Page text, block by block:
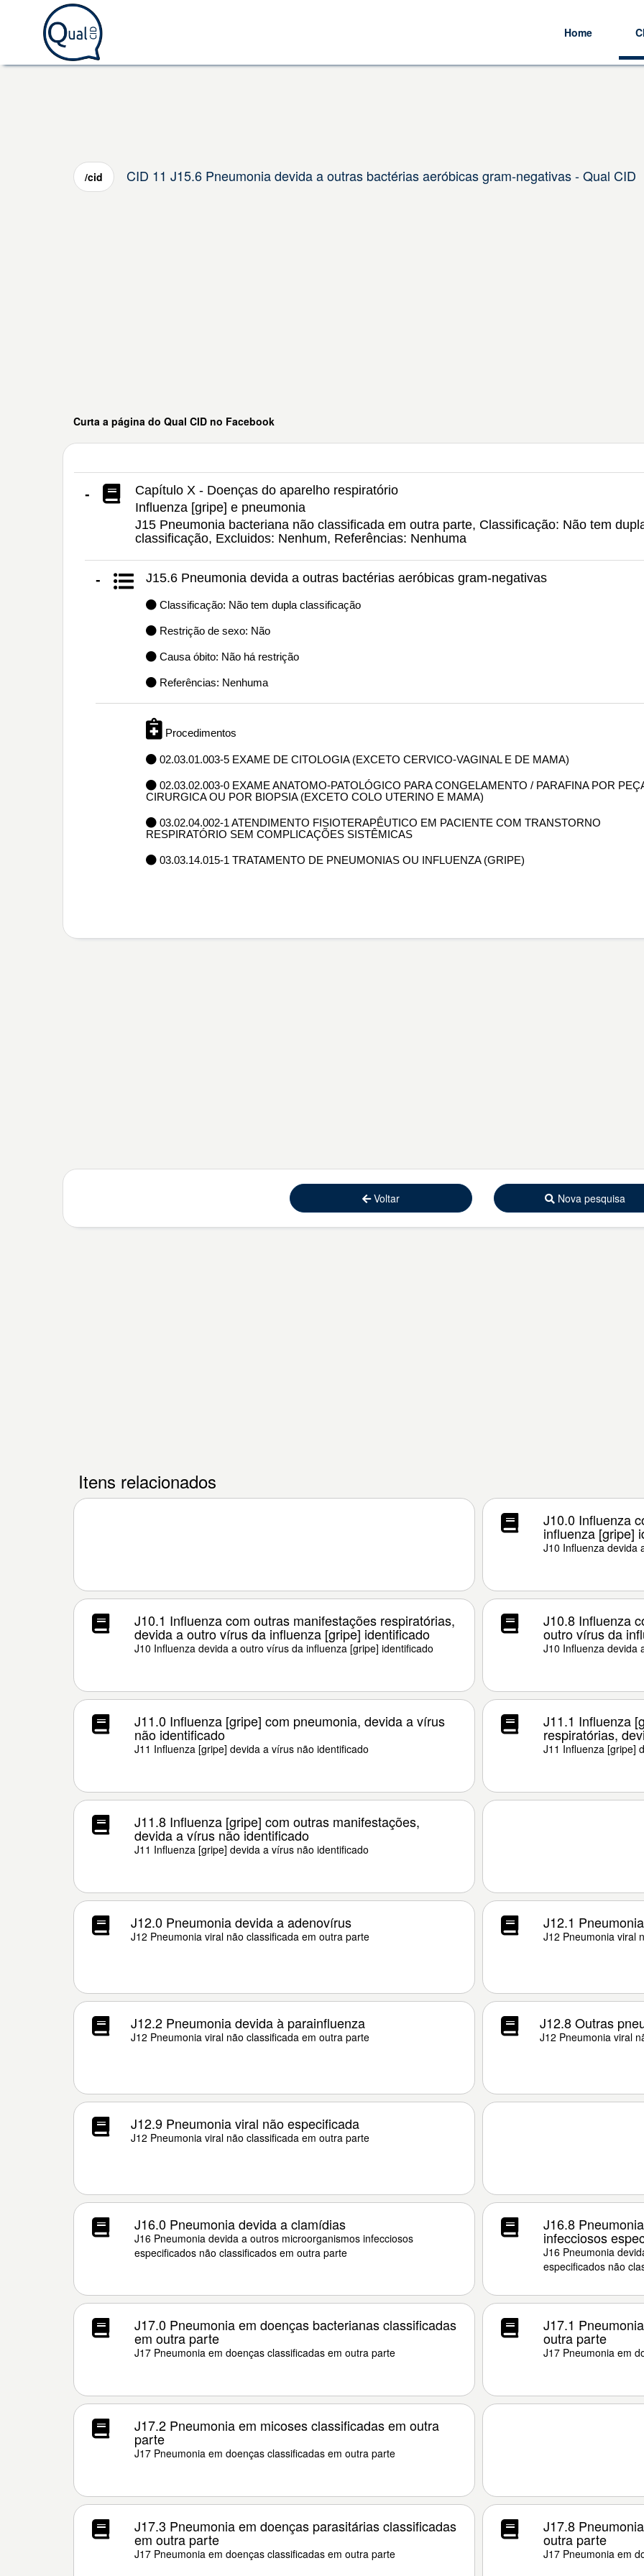
Home
/cid CID 11 J15.6 Pneumonia devida a outras bactérias aeróbicas gram-negativas - Qual CID
Curta a página do Qual CID no Facebook
-
Capítulo X - Doenças do aparelho respiratório
Influenza [gripe] e pneumonia
J15 Pneumonia bacteriana não classificada em outra parte, Classificação: Não tem
classificação, Excluidos: Nenhum, Referências: Nenhuma
- J15.6 Pneumonia devida a outras bactérias aeróbicas gram-negativas
Classificação: Não tem dupla classificação
Restrição de sexo: Não
Causa óbito: Não há restrição
Referências: Nenhuma
Procedimentos
02.03.01.003-5 EXAME DE CITOLOGIA (EXCETO CERVICO-VAGINAL E DE MAMA)
02.03.02.003-0 EXAME ANATOMO-PATOLÓGICO PARA CONGELAMENTO / PARAFINA POR
CIRURGICA OU POR BIOPSIA (EXCETO COLO UTERINO E MAMA)
03.02.04.002-1 ATENDIMENTO FISIOTERAPÊUTICO EM PACIENTE COM TRANSTORNO
RESPIRATÓRIO SEM COMPLICAÇÕES SISTÊMICAS
03.03.14.015-1 TRATAMENTO DE PNEUMONIAS OU INFLUENZA (GRIPE)
Voltar Nova pesquisa
Itens relacionados
J10.0 Influenza
influenza [gripe]
J10 Influenza devida
J10.1 Influenza com outras manifestações respiratórias,
devida a outro vírus da influenza [gripe] identificado
J10 Influenza devida a outro vírus da influenza [gripe] identificado
J10.8 Influenza
outro vírus da
J10 Influenza devida
J11.0 Influenza [gripe] com pneumonia, devida a vírus
não identificado
J11 Influenza [gripe] devida a vírus não identificado
J11.1 Influenza
respiratórias,
J11 Influenza [gripe]
J11.8 Influenza [gripe] com outras manifestações,
devida a vírus não identificado
J11 Influenza [gripe] devida a vírus não identificado
J12.0 Pneumonia devida a adenovírus
J12 Pneumonia viral não classificada em outra parte
J12.1
J12 Pneumonia viral
J12.2 Pneumonia devida à parainfluenza
J12 Pneumonia viral não classificada em outra parte
J12.8 Outras
J12 Pneumonia viral
J12.9 Pneumonia viral não especificada
J12 Pneumonia viral não classificada em outra parte
J16.0 Pneumonia devida a clamídias
J16 Pneumonia devida a outros microorganismos infecciosos
especificados não classificados em outra parte
J16.8
infecciosos
J16 Pneumonia
especificados não
J17.0 Pneumonia em doenças bacterianas classificadas
em outra parte
J17 Pneumonia em doenças classificadas em outra parte
J17.1
outra parte
J17 Pneumonia em
J17.2 Pneumonia em micoses classificadas em outra
parte
J17 Pneumonia em doenças classificadas em outra parte
J17.3 Pneumonia em doenças parasitárias classificadas
em outra parte
J17 Pneumonia em doenças classificadas em outra parte
J17.8
outra parte
J17 Pneumonia em